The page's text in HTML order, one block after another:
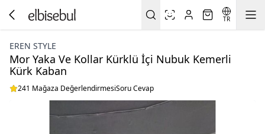
TR
EREN STYLE
Mor Yaka Ve Kollar Kürklü İçi Nubuk Kemerli
Kürk Kaban
241 Mağaza DeğerlendirmesiSoru Cevap